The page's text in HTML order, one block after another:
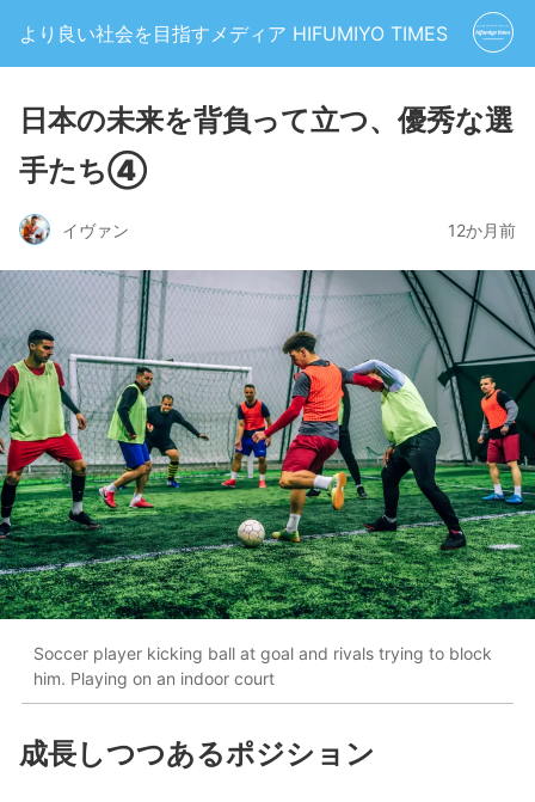
より良い社会を目指すメディア HIFUMIYO TIMES
日本の未来を背負って立つ、優秀な選
手たち④
イヴァン 12か月前
Soccer player kicking ball at goal and rivals trying to block
him. Playing on an indoor court
成長しつつあるポジション